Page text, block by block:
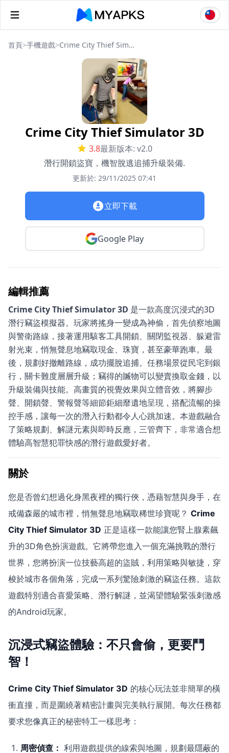
首頁>手機遊戲> Crime City Thief Simulator 3D
Crime City Thief Simulator 3D
3.8最新版本: v2.0
潛行開鎖盜寶，機智脫逃追捕升級裝備.
更新於: 29/11/2025 07:41
立即下載
Google Play
編輯推薦
Crime City Thief Simulator 3D 是一款高度沉浸式的3D
潛行竊盜模擬器。玩家將搖身一變成為神偷，首先偵察地圖
與警衛路線，接著運用駭客工具開鎖、關閉監視器、躲避雷
射光束，悄無聲息地竊取現金、珠寶，甚至豪華跑車。最
後，規劃好撤離路線，成功擺脫追捕。任務場景從民宅到銀
行，關卡難度層層升級；竊得的贓物可以變賣換取金錢，以
升級裝備與技能。高畫質的視覺效果與立體音效，將腳步
聲、開鎖聲、警報聲等細節鉅細靡遺地呈現，搭配流暢的操
控手感，讓每一次的潛入行動都令人心跳加速。本遊戲融合
了策略規劃、解謎元素與即時反應，三管齊下，非常適合想
體驗高智慧犯罪快感的潛行遊戲愛好者。
關於
您是否曾幻想過化身黑夜裡的獨行俠，憑藉智慧與身手，在
戒備森嚴的城市裡，悄無聲息地竊取稀世珍寶呢？ Crime
City Thief Simulator 3D 正是這樣一款能讓您腎上腺素飆
升的3D角色扮演遊戲。它將帶您進入一個充滿挑戰的潛行
世界，您將扮演一位技藝高超的盜賊，利用策略與敏捷，穿
梭於城市各個角落，完成一系列驚險刺激的竊盜任務。這款
遊戲特別適合喜愛策略、潛行解謎，並渴望體驗緊張刺激感
的Android玩家。
沉浸式竊盜體驗：不只會偷，更要鬥
智！
Crime City Thief Simulator 3D 的核心玩法並非簡單的橫
衝直撞，而是圍繞著精密計畫與完美執行展開。每次任務都
要求您像真正的秘密特工一樣思考：
周密偵查： 利用遊戲提供的線索與地圖，規劃最隱蔽的